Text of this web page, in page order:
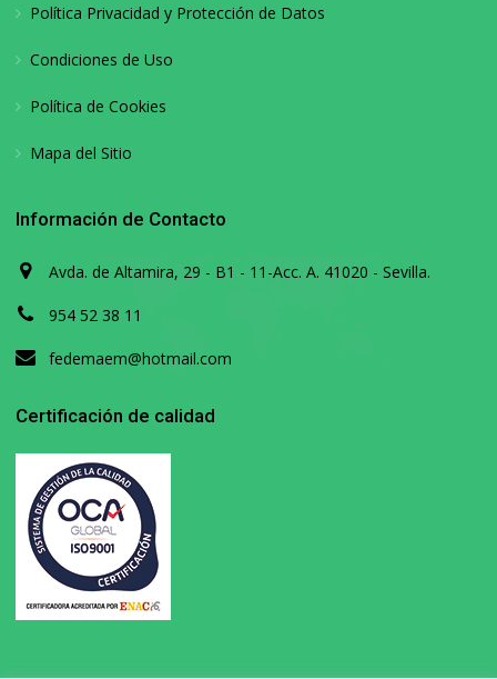
Política Privacidad y Protección de Datos
Condiciones de Uso
Política de Cookies
Mapa del Sitio
Información de Contacto
Avda. de Altamira, 29 - B1 - 11-Acc. A. 41020 - Sevilla.
954 52 38 11
fedemaem@hotmail.com
Certificación de calidad